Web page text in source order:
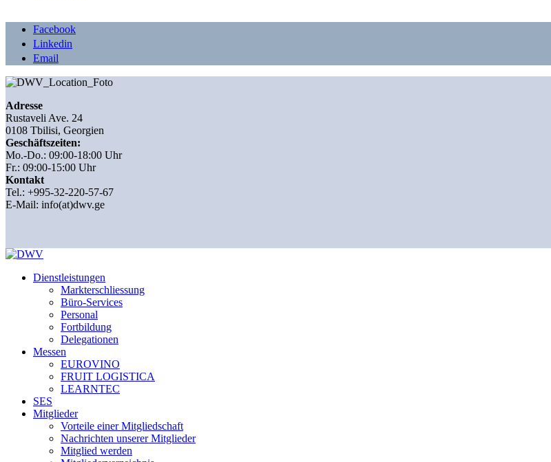
Facebook
Linkedin
Email
Adresse
Rustaveli Ave. 24
0108 Tbilisi, Georgien
Geschäftszeiten:
Mo.-Do.: 09:00-18:00 Uhr
Fr.: 09:00-15:00 Uhr
Kontakt
Tel.: +995-32-220-57-67
E-Mail: info(at)dwv.ge
Dienstleistungen
Markterschliessung
Büro-Services
Personal
Fortbildung
Delegationen
Messen
EUROVINO
FRUIT LOGISTICA
LEARNTEC
SES
Mitglieder
Vorteile einer Mitgliedschaft
Nachrichten unserer Mitglieder
Mitglied werden